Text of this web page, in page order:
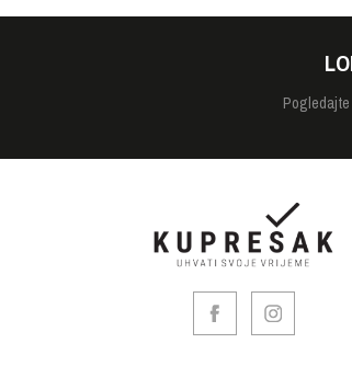
Pogledajte